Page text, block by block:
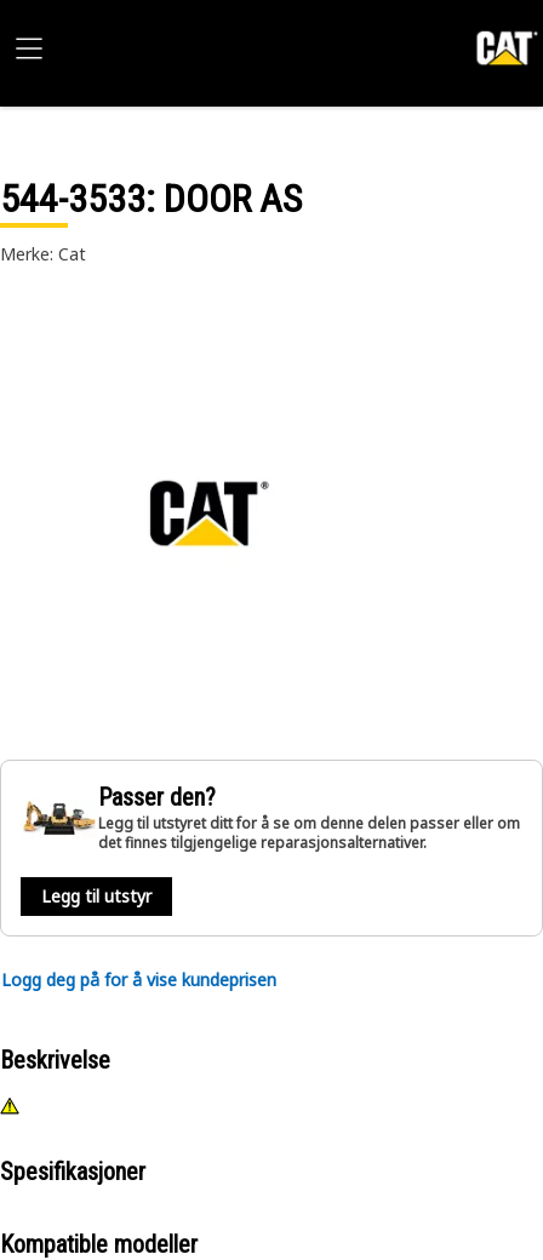
544-3533: DOOR AS
Merke: Cat
Passer den?
Legg til utstyret ditt for å se om denne delen passer eller om
det finnes tilgjengelige reparasjonsalternativer.
Legg til utstyr
Logg deg på for å vise kundeprisen
Beskrivelse
Spesifikasjoner
Kompatible modeller